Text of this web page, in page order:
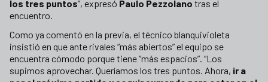
los tres puntos”, expresó Paulo Pezzolano tras el
encuentro.
Como ya comentó en la previa, el técnico blanquivioleta
insistió en que ante rivales “más abiertos” el equipo se
encuentra cómodo porque tiene “más espacios”. “Los
supimos aprovechar. Queríamos los tres puntos. Ahora, ir a